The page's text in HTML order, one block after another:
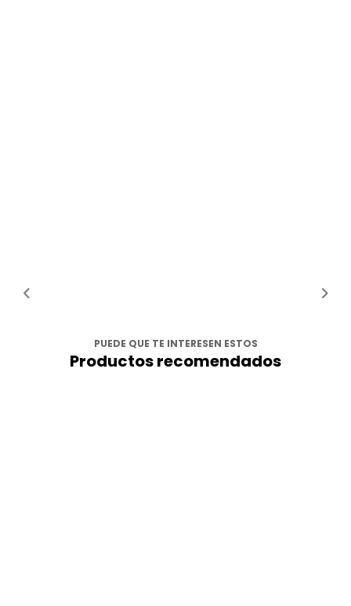
PUEDE QUE TE INTERESEN ESTOS
Productos recomendados